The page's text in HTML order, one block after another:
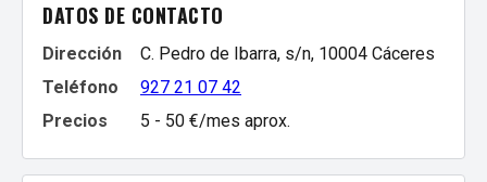
DATOS DE CONTACTO
Dirección
C. Pedro de Ibarra, s/n, 10004 Cáceres
Teléfono
927 21 07 42
Precios
5 - 50 €/mes aprox.